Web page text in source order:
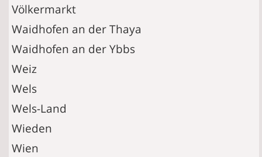
Völkermarkt
Waidhofen an der Thaya
Waidhofen an der Ybbs
Weiz
Wels
Wels-Land
Wieden
Wien